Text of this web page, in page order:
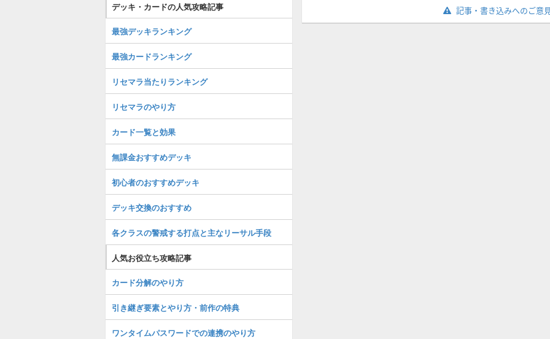
記事・書き込みへのご意
デッキ・カードの人気攻略記事
最強デッキランキング
最強カードランキング
リセマラ当たりランキング
リセマラのやり方
カード一覧と効果
無課金おすすめデッキ
初心者のおすすめデッキ
デッキ交換のおすすめ
各クラスの警戒する打点と主なリーサル手段
人気お役立ち攻略記事
カード分解のやり方
引き継ぎ要素とやり方・前作の特典
ワンタイムパスワードでの連携のやり方